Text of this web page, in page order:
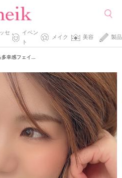
セ
イベン
ト
メイク 美容 製品
チーク＋ハイライト作る多幸感フェイス。いつだって愛され顔に♡